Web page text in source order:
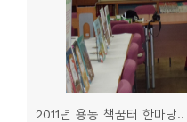
2011년 용동 책꿈터 한마당..